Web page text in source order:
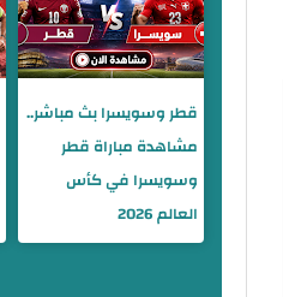
قطر وسويسرا بث مباشر..
مشاهدة مباراة قطر
وسويسرا في كأس
العالم 2026